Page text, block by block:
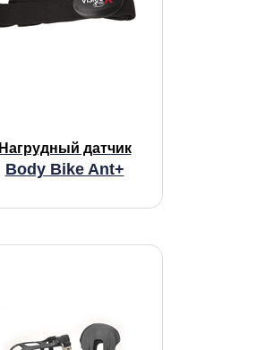
Нагрудный датчик
Body Bike Ant+